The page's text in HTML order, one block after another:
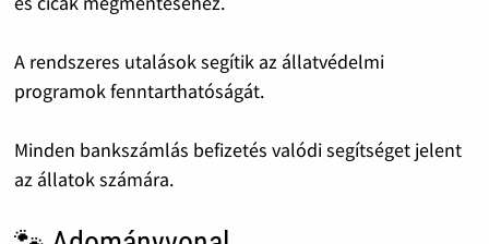
A rendszeres utalások segítik az állatvédelmi
programok fenntarthatóságát.
Minden bankszámlás befizetés valódi segítséget jelent
az állatok számára.